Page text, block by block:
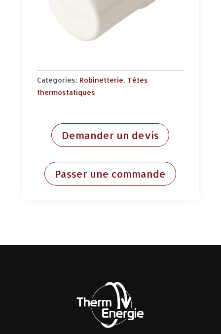
Categories: Robinetterie, Têtes
thermostatiques
Demander un devis
Passer une commande